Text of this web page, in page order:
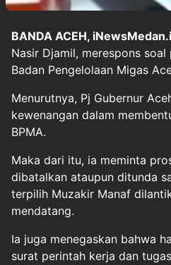
BANDA ACEH,
Nasir Djamil, merespons
Badan Pengelolaan Migas
Menurutnya, Pj Gubernur
kewenangan dalam
BPMA.
Maka dari itu, ia meminta
dibatalkan ataupun ditunda
terpilih Muzakir Manaf
mendatang.
Ia juga menegaskan bahwa
surat perintah kerja dan